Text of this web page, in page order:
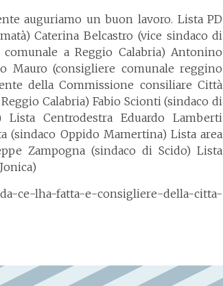
auguriamo un buon lavoro. Lista PD
Caterina Belcastro (vice sindaco di
a Reggio Calabria) Antonino
Mauro (consigliere comunale reggino
della Commissione consiliare Città
Calabria) Fabio Scionti (sindaco di
Centrodestra Eduardo Lamberti
(sindaco Oppido Mamertina) Lista area
Zampogna (sindaco di Scido) Lista
ce-lha-fatta-e-consigliere-della-citta-